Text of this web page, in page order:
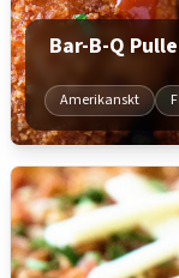
Bar-B-Q
Amerikanskt